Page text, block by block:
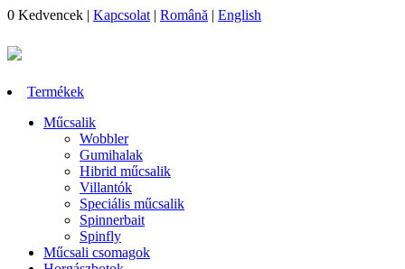
0 Kedvencek | Kapcsolat | Română | English
Termékek
Műcsalik
Wobbler
Gumihalak
Hibrid műcsalik
Villantók
Speciális műcsalik
Spinnerbait
Spinfly
Műcsali csomagok